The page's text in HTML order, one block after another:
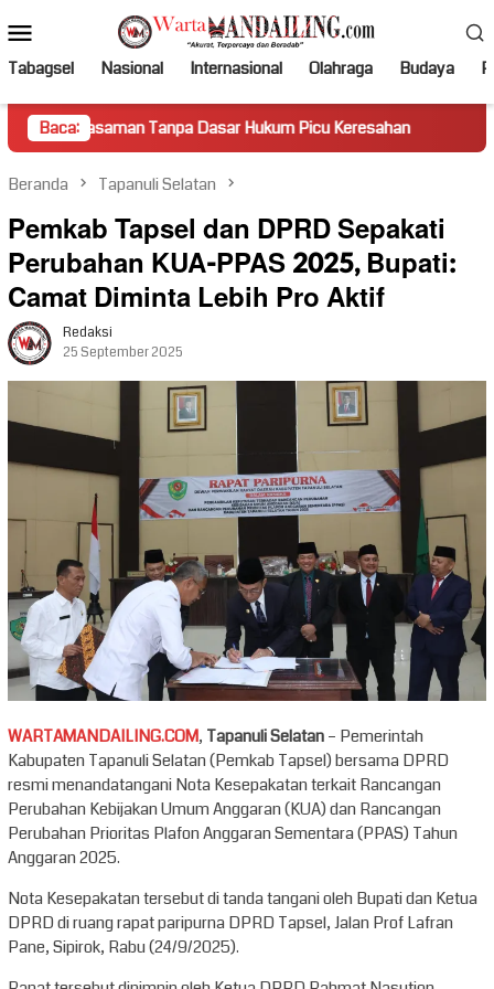
ke
kontenMobile
Tabagsel Nasional Internasional Olahraga Budaya
Baca:
Tanpa Dasar Hukum Picu Keresahan Truk Miring Hambat
Beranda Tapanuli Selatan
Pemkab Tapsel dan DPRD Sepakati
Perubahan KUA-PPAS 2025, Bupati:
Camat Diminta Lebih Pro Aktif
Redaksi
25 September 2025
WARTAMANDAILING.COM, Tapanuli Selatan– Pemerintah
Kabupaten Tapanuli Selatan (Pemkab Tapsel) bersama DPRD
resmi menandatangani Nota Kesepakatan terkait Rancangan
Perubahan Kebijakan Umum Anggaran (KUA) dan Rancangan
Perubahan Prioritas Plafon Anggaran Sementara (PPAS) Tahun
Anggaran 2025.
Nota Kesepakatan tersebut di tanda tangani oleh Bupati dan Ketua
DPRD di ruang rapat paripurna DPRD Tapsel, Jalan Prof Lafran
Pane, Sipirok, Rabu (24/9/2025).